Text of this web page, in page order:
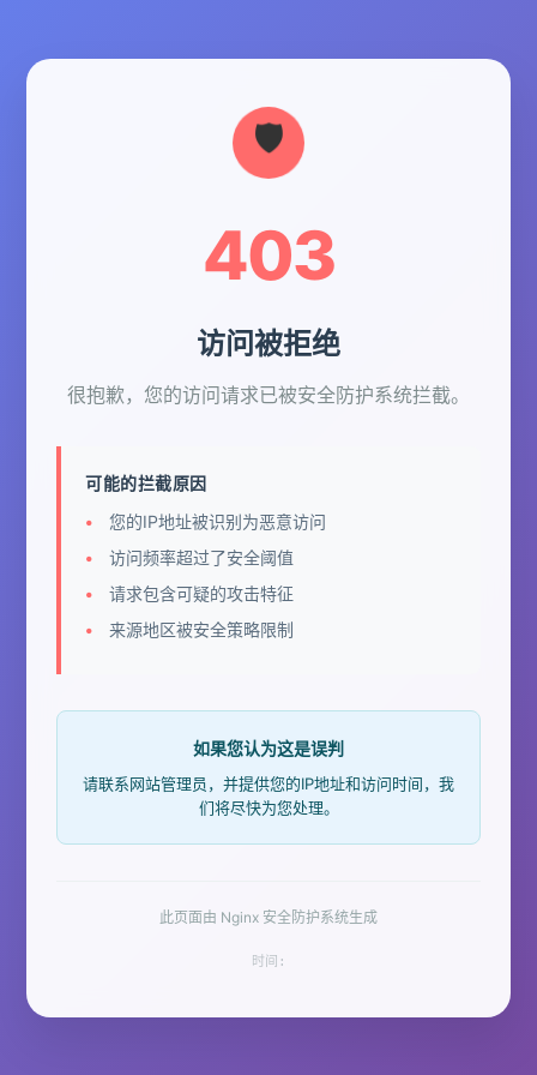
403
访问被拒绝
很抱歉，您的访问请求已被安全防护系统拦截。
可能的拦截原因
您的IP地址被识别为恶意访问
访问频率超过了安全阈值
请求包含可疑的攻击特征
来源地区被安全策略限制
如果您认为这是误判
请联系网站管理员，并提供您的IP地址和访问时间，我
们将尽快为您处理。
此页面由 Nginx 安全防护系统生成
时间: